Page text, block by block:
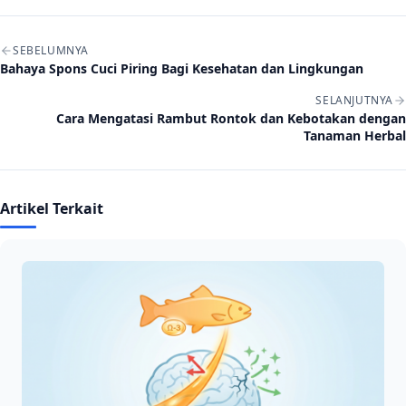
Navigasi artikel
SEBELUMNYA
Bahaya Spons Cuci Piring Bagi Kesehatan dan Lingkungan
SELANJUTNYA
Cara Mengatasi Rambut Rontok dan Kebotakan dengan
Tanaman Herbal
Artikel Terkait